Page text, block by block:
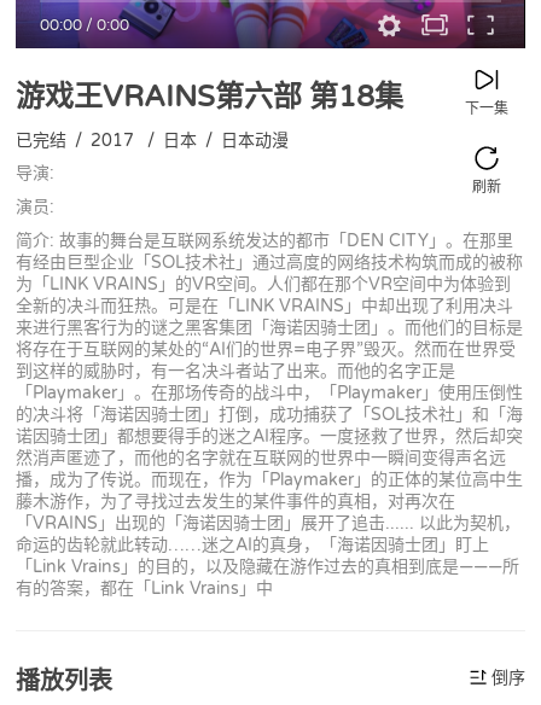
00:00/0:00
游戏王VRAINS第六部 第18集 下一集
刷新
已完结 / 2017 / 日本 / 日本动漫
导演:
演员:
简介: 故事的舞台是互联网系统发达的都市「DEN CITY」。在那里
有经由巨型企业「SOL技术社」通过高度的网络技术构筑而成的被称
为「LINK VRAINS」的VR空间。人们都在那个VR空间中为体验到
全新的决斗而狂热。可是在「LINK VRAINS」中却出现了利用决斗
来进行黑客行为的谜之黑客集团「海诺因骑士团」。而他们的目标是
将存在于互联网的某处的“AI们的世界=电子界”毁灭。然而在世界受
到这样的威胁时，有一名决斗者站了出来。而他的名字正是
「Playmaker」。在那场传奇的战斗中，「Playmaker」使用压倒性
的决斗将「海诺因骑士团」打倒，成功捕获了「SOL技术社」和「海
诺因骑士团」都想要得手的迷之AI程序。一度拯救了世界，然后却突
然消声匿迹了，而他的名字就在互联网的世界中一瞬间变得声名远
播，成为了传说。而现在，作为「Playmaker」的正体的某位高中生
藤木游作，为了寻找过去发生的某件事件的真相，对再次在
「VRAINS」出现的「海诺因骑士团」展开了追击...... 以此为契机，
命运的齿轮就此转动……迷之AI的真身，「海诺因骑士团」盯上
「Link Vrains」的目的，以及隐藏在游作过去的真相到底是———所
有的答案，都在「Link Vrains」中
播放列表 倒序